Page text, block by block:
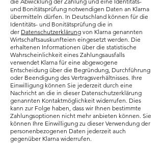
und Bonitätsprüfung notwendigen Daten an Klarna
übermitteln dürfen. In Deutschland können für die
Identitäts- und Bonitätsprüfung die in
der Datenschutzerklärung von Klarna genannten
Wirtschaftsauskunfteien eingesetzt werden. Die
erhaltenen Informationen über die statistische
Wahrscheinlichkeit eines Zahlungsausfalls
verwendet Klarna für eine abgewogene
Entscheidung über die Begründung, Durchführung
oder Beendigung des Vertragsverhältnisses. Ihre
Einwilligung können Sie jederzeit durch eine
Nachricht an die in dieser Datenschutzerklärung
genannten Kontaktmöglichkeit widerrufen. Dies
kann zur Folge haben, dass wir Ihnen bestimmte
Zahlungsoptionen nicht mehr anbieten können. Sie
können Ihre Einwilligung zu dieser Verwendung der
personenbezogenen Daten jederzeit auch
gegenüber Klarna widerrufen.